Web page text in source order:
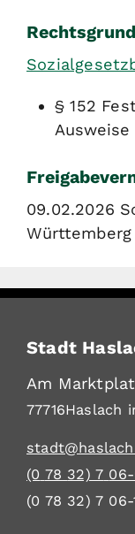
§ 152
Ausweise
09.02.2026
Württemberg
Stadt
Am
77716Haslach
(0 78 32) 7
(0 78 32) 7 06-